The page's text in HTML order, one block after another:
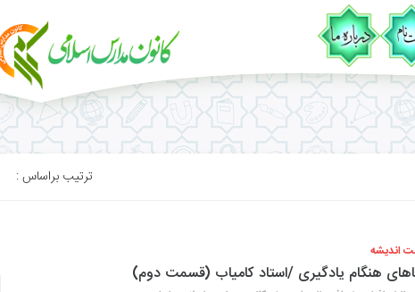
ترتیب براساس :
اندیشه
هنگام یادگیری /استاد کامیاب (قسمت دوم)